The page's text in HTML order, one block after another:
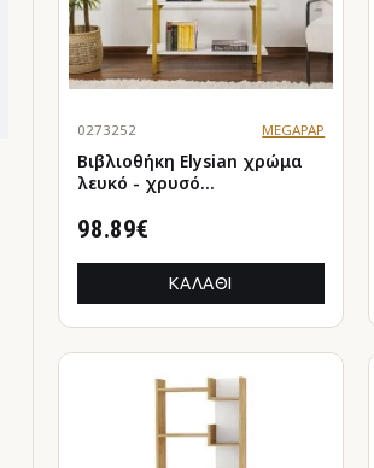
0273252 MEGAPAP
Βιβλιοθήκη Elysian χρώμα
λευκό - χρυσό
98.89€
ΚΑΛΆΘΙ